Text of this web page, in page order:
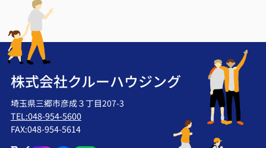
株式会社クルーハウジング
埼玉県三郷市彦成３丁目207-3
TEL:048-954-5600
FAX:048-954-5614